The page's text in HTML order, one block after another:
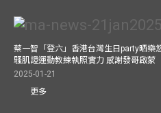
蔡一智「登六」香港台灣生日party晒樂
騷肌證運動教練執照實力 感謝發哥啟蒙
2025-01-21
更多